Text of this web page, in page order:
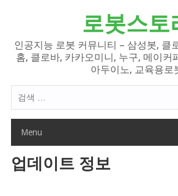
로봇스토
인공지능 로봇 커뮤니티 – 삼성봇, 클
홈, 클로바, 카카오미니, 누구, 메이커
아두이노, 교육용로
색
Menu
업데이트 정보